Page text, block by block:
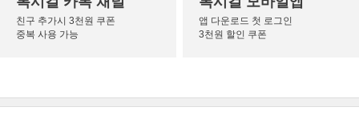
친구 추가시 3천원 쿠폰
중복 사용 가능
앱 다운로드 첫 로그인
3천원 할인 쿠폰